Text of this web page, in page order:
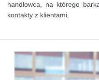
handlowca, na którego
kontakty z klientami.